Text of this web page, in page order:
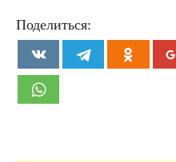
Поделиться: